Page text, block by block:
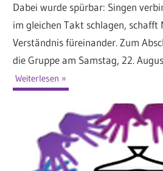
Dabei wurde spürbar: Singen
im gleichen Takt schlagen,
Verständnis füreinander. Zum
die Gruppe am Samstag, 22.
Weiterlesen